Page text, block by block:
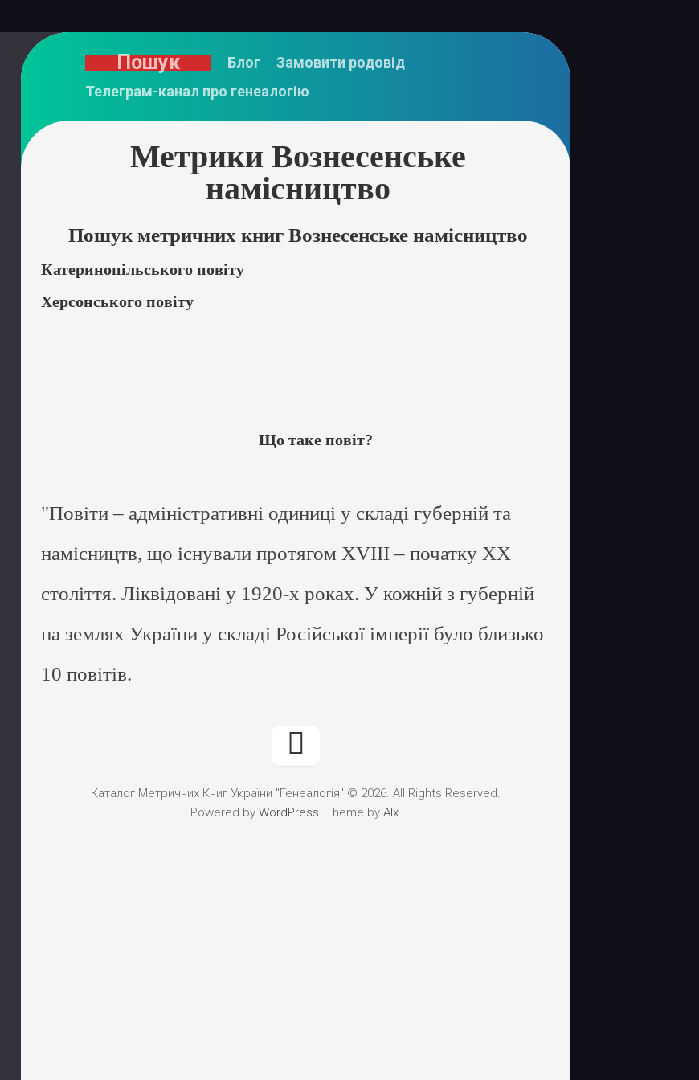
Пошук Блог
Замовити родовід
Телеграм-канал про генеалогію
Метрики Вознесенське
намісництво
Пошук метричних книг Вознесенське намісництво
Катеринопільського повіту
Херсонського повіту
Що таке повіт?
"Повіти – адміністративні одиниці у складі губерній та
намісництв, що існували протягом XVIII – початку ХХ
століття. Ліквідовані у 1920-х роках. У кожній з губерній
на землях України у складі Російської імперії було близько
10 повітів.
Каталог Метричних Книг України "Генеалогія" © 2026. All Rights Reserved.
Powered by WordPress. Theme by Alx.